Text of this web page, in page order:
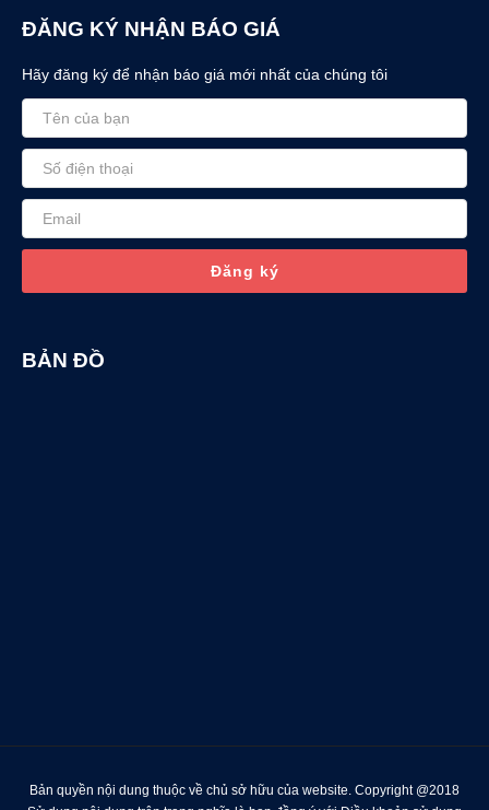
ĐĂNG KÝ NHẬN BÁO GIÁ
Hãy đăng ký để nhận báo giá mới nhất của chúng tôi
Đăng ký
BẢN ĐỒ
Bản quyền nội dung thuộc về chủ sở hữu của website. Copyright @2018